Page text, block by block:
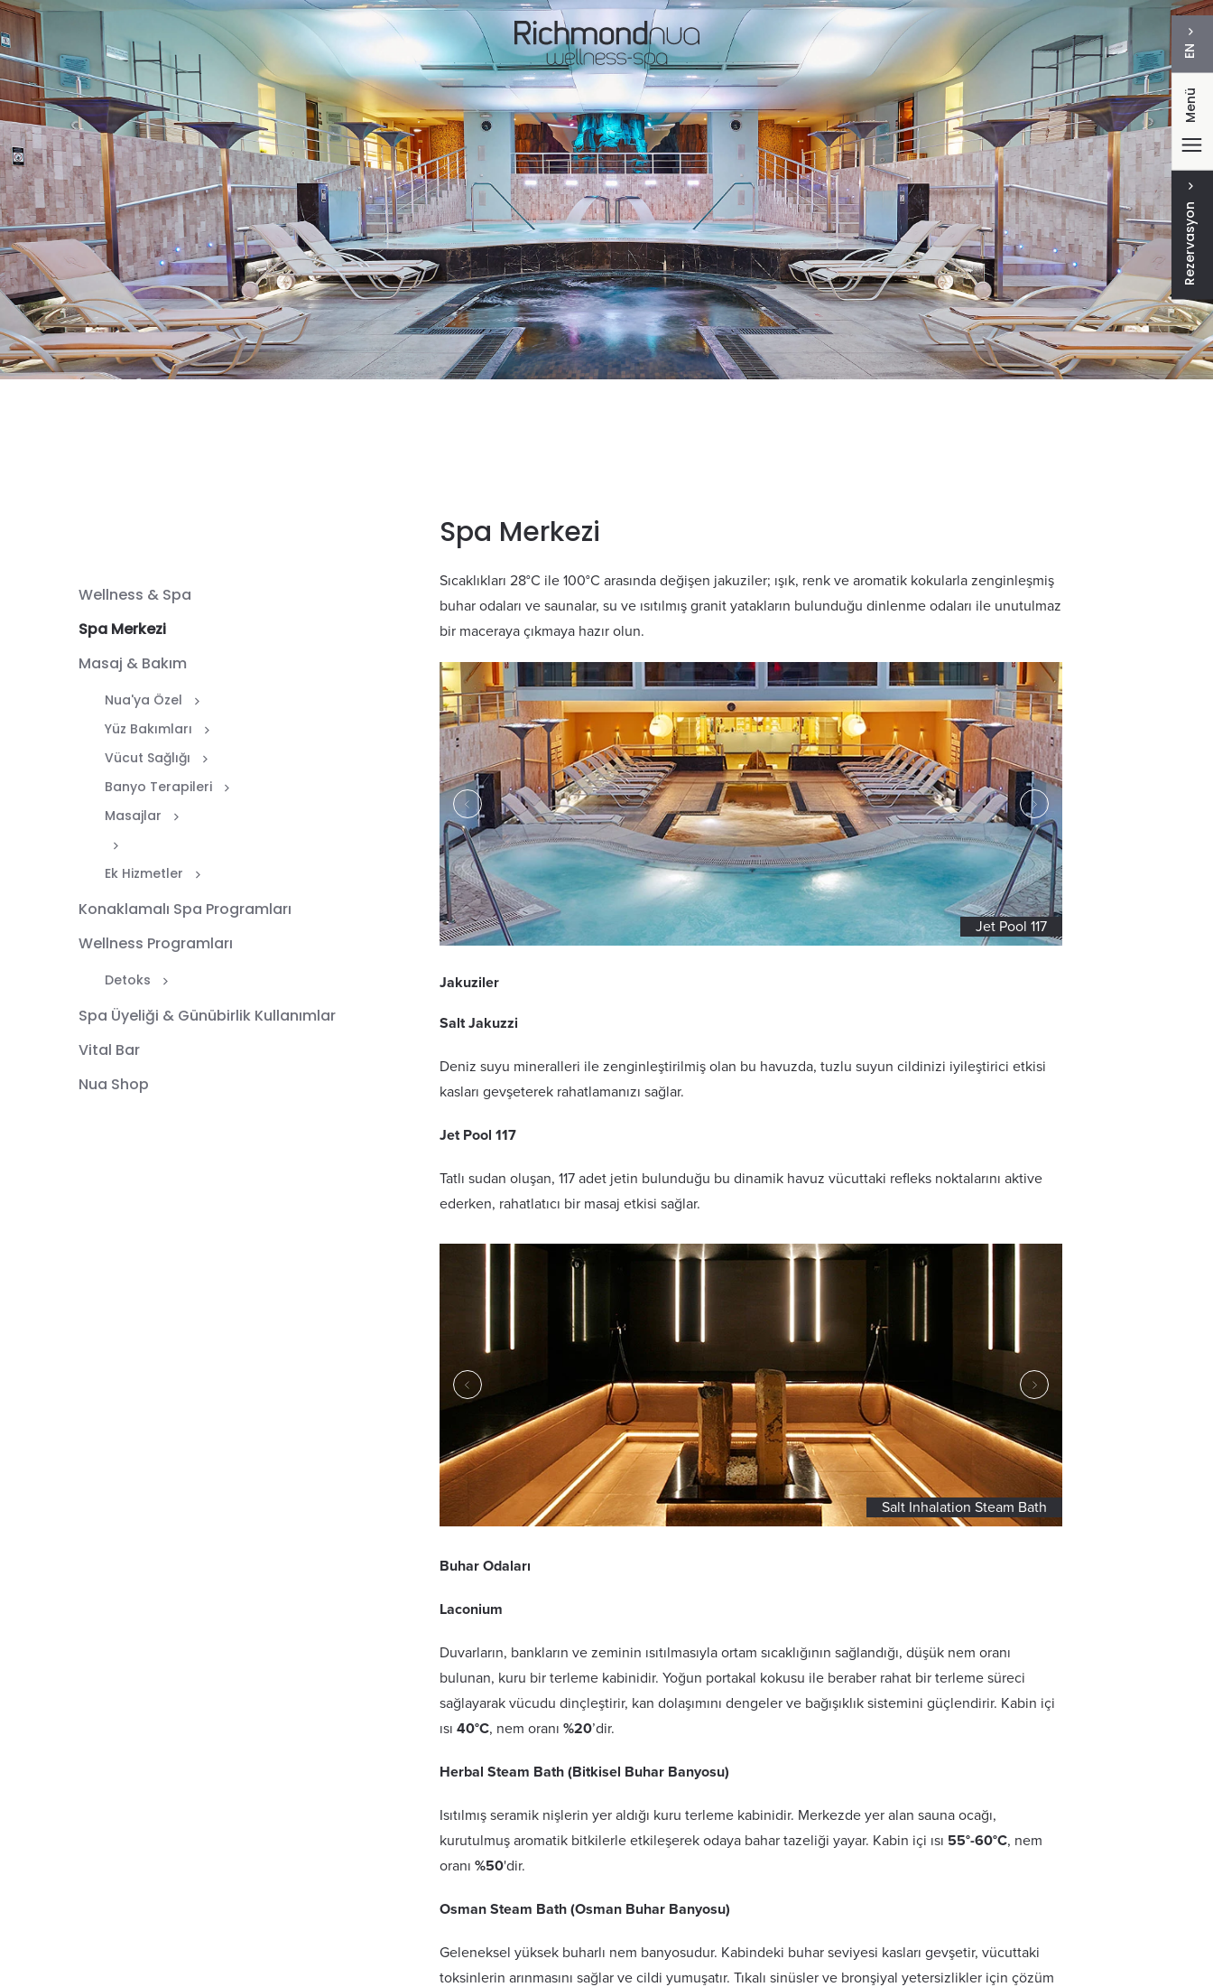
Rezervasyon
Menü
EN
Wellness & Spa
Spa Merkezi
Masaj & Bakım
Nua'ya Özel
Yüz Bakımları
Vücut Sağlığı
Banyo Terapileri
Masajlar
Ek Hizmetler
Konaklamalı Spa Programları
Wellness Programları
Detoks
Spa Üyeliği & Günübirlik Kullanımlar
Vital Bar
Nua Shop
Spa Merkezi
Sıcaklıkları 28°C ile 100°C arasında değişen jakuziler; ışık, renk ve aromatik kokularla zenginleşmiş
buhar odaları ve saunalar, su ve ısıtılmış granit yatakların bulunduğu dinlenme odaları ile unutulmaz
bir maceraya çıkmaya hazır olun.
Salt Jakuzi
Jakuziler
Salt Jakuzzi
Deniz suyu mineralleri ile zenginleştirilmiş olan bu havuzda, tuzlu suyun cildinizi iyileştirici etkisi
kasları gevşeterek rahatlamanızı sağlar.
Jet Pool 117
Tatlı sudan oluşan, 117 adet jetin bulunduğu bu dinamik havuz vücuttaki refleks noktalarını aktive
ederken, rahatlatıcı bir masaj etkisi sağlar.
Laconium
Buhar Odaları
Laconium
Duvarların, bankların ve zeminin ısıtılmasıyla ortam sıcaklığının sağlandığı, düşük nem oranı
bulunan, kuru bir terleme kabinidir. Yoğun portakal kokusu ile beraber rahat bir terleme süreci
sağlayarak vücudu dinçleştirir, kan dolaşımını dengeler ve bağışıklık sistemini güçlendirir. Kabin içi
ısı 40°C, nem oranı %20’dir.
Herbal Steam Bath (Bitkisel Buhar Banyosu)
Isıtılmış seramik nişlerin yer aldığı kuru terleme kabinidir. Merkezde yer alan sauna ocağı,
kurutulmuş aromatik bitkilerle etkileşerek odaya bahar tazeliği yayar. Kabin içi ısı 55°-60°C, nem
oranı %50'dir.
Osman Steam Bath (Osman Buhar Banyosu)
Geleneksel yüksek buharlı nem banyosudur. Kabindeki buhar seviyesi kasları gevşetir, vücuttaki
toksinlerin arınmasını sağlar ve cildi yumuşatır. Tıkalı sinüsler ve bronşiyal yetersizlikler için çözüm